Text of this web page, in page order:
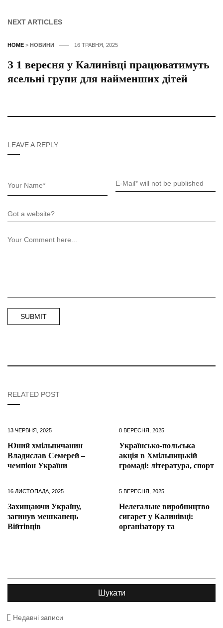
NEXT ARTICLES
HOME > НОВИНИ 16 ТРАВНЯ, 2025
З 1 вересня у Калинівці працюватимуть
ясельні групи для найменших дітей
LEAVE A REPLY
RELATED POST
13 ЧЕРВНЯ, 2025
Юний хмільничанин
Владислав Семерей –
чемпіон України
8 ВЕРЕСНЯ, 2025
Українсько-польська
акція в Хмільницькій
громаді: література, спорт
16 ЛИСТОПАДА, 2025
Захищаючи Україну,
загинув мешканець
Війтівців
5 ВЕРЕСНЯ, 2025
Нелегальне виробництво
сигарет у Калинівці:
організатору та
Недавні записи